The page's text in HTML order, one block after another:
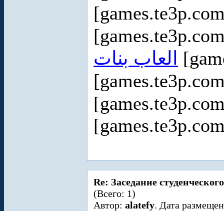
العاب بنات
Re: Заседание
(Всего: 1)
Автор: alatefy. Дата